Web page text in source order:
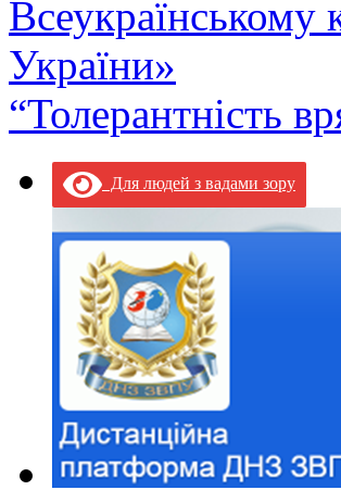
Всеукраїнському
України»
“Толерантність
Для людей з вадами зору